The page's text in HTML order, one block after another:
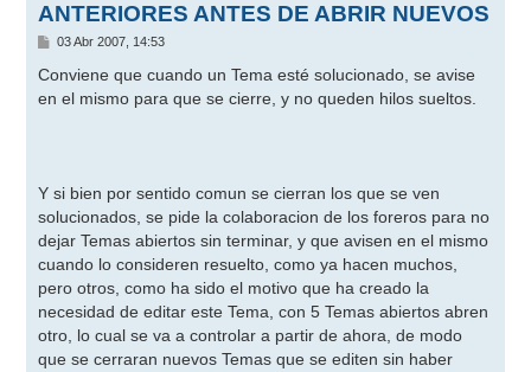
ANTERIORES ANTES DE ABRIR NUEVOS
M
n
a
03 Abr 2007, 14:53
Conviene que cuando un Tema esté solucionado, se avise
en el mismo para que se cierre, y no queden hilos sueltos.
Y si bien por sentido comun se cierran los que se ven
solucionados, se pide la colaboracion de los foreros para no
dejar Temas abiertos sin terminar, y que avisen en el mismo
cuando lo consideren resuelto, como ya hacen muchos,
pero otros, como ha sido el motivo que ha creado la
necesidad de editar este Tema, con 5 Temas abiertos abren
otro, lo cual se va a controlar a partir de ahora, de modo
que se cerraran nuevos Temas que se editen sin haber